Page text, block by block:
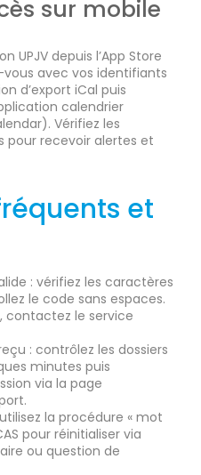
sur mobile
UPJV depuis l’App Store
avec vos identifiants
d’export iCal puis
calendrier
Vérifiez les
pour recevoir alertes et
et
: vérifiez les caractères
le code sans espaces.
contactez le service
: contrôlez les dossiers
minutes puis
via la page
la procédure « mot
pour réinitialiser via
ou question de